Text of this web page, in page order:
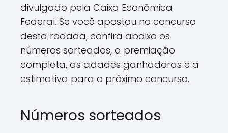
divulgado pela Caixa Econômica
Federal. Se você apostou no concurso
desta rodada, confira abaixo os
números sorteados, a premiação
completa, as cidades ganhadoras e a
estimativa para o próximo concurso.
Números sorteados